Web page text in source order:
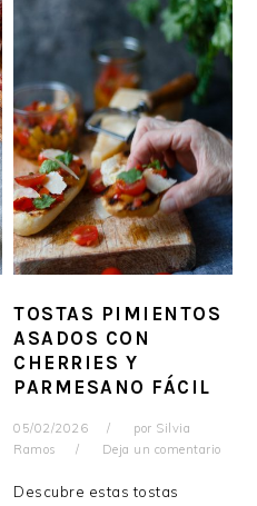
TOSTAS PIMIENTOS
ASADOS CON
CHERRIES Y
PARMESANO FÁCIL
05/02/2026 por Silvia
Ramos
Deja un comentario
Descubre estas tostas